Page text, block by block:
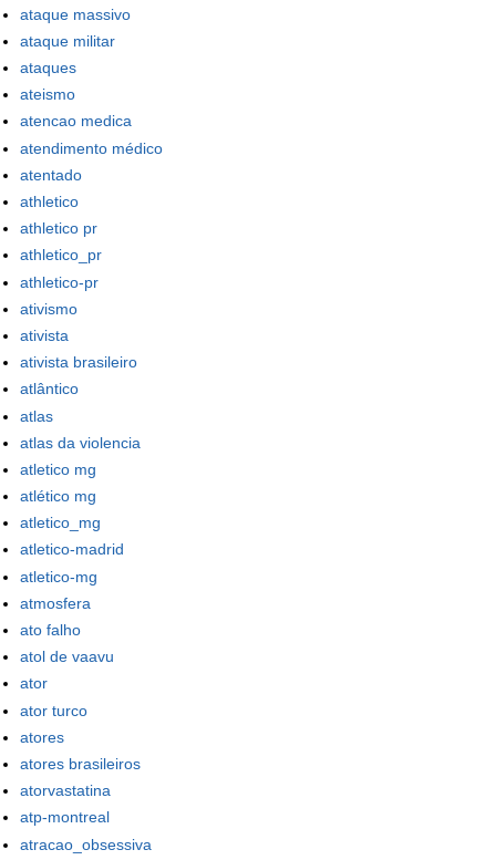
ataque massivo
ataque militar
ataques
ateismo
atencao medica
atendimento médico
atentado
athletico
athletico pr
athletico_pr
athletico-pr
ativismo
ativista
ativista brasileiro
atlântico
atlas
atlas da violencia
atletico mg
atlético mg
atletico_mg
atletico-madrid
atletico-mg
atmosfera
ato falho
atol de vaavu
ator
ator turco
atores
atores brasileiros
atorvastatina
atp-montreal
atracao_obsessiva